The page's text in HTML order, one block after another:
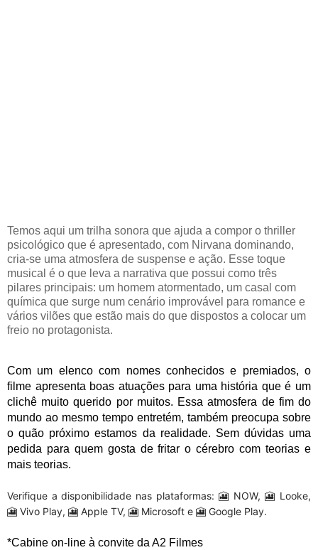
Temos aqui um trilha sonora que ajuda a compor o thriller
psicológico que é apresentado, com Nirvana dominando,
cria-se uma atmosfera de suspense e ação. Esse toque
musical é o que leva a narrativa que possui como três
pilares principais: um homem atormentado, um casal com
química que surge num cenário improvável para romance e
vários vilões que estão mais do que dispostos a colocar um
freio no protagonista.
Com um elenco com nomes conhecidos e premiados, o
filme apresenta boas atuações para uma história que é um
clichê muito querido por muitos. Essa atmosfera de fim do
mundo ao mesmo tempo entretém, também preocupa sobre
o quão próximo estamos da realidade. Sem dúvidas uma
pedida para quem gosta de fritar o cérebro com teorias e
mais teorias.
Verifique a disponibilidade nas plataformas: 🎦 NOW, 🎦 Looke,
🎦 Vivo Play, 🎦 Apple TV, 🎦 Microsoft e 🎦 Google Play.
*Cabine on-line à convite da A2 Filmes